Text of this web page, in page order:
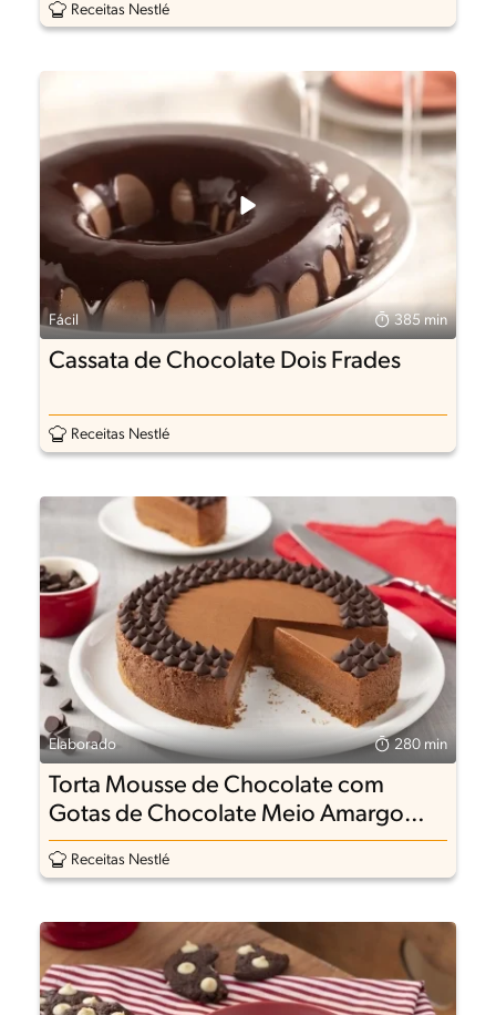
Receitas Nestlé
Fácil 385 min
Cassata de Chocolate Dois Frades
Receitas Nestlé
Elaborado 280 min
Torta Mousse de Chocolate com
Gotas de Chocolate Meio Amargo
Dois Frades
Receitas Nestlé